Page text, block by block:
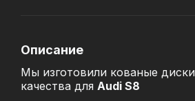
Описание
Мы изготовили кованые
качества для Audi S8